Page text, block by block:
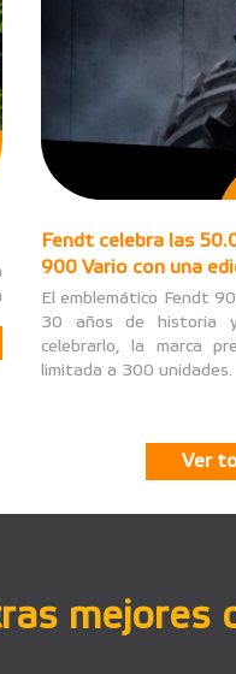
Fendt celebra las
900 Vario con una
El emblemático Fendt
30 años de historia y
celebrarlo, la marca
limitada a 300 unidades.
Ver
mejores